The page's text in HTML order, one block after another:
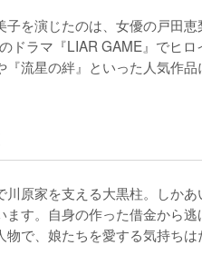
子を演じたのは、女優の戸田
ドラマ『LIAR GAME』でヒ
『流星の絆』といった人気作
川原家を支える大黒柱。しか
ます。自身の作った借金から
で、娘たちを愛する気持ちは